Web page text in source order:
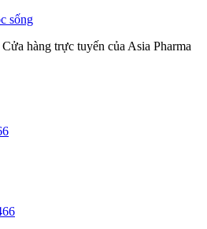
sống
tuyến của Asia Pharma